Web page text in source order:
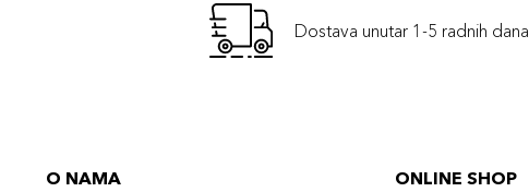
Dostava unutar 1-5 radnih dana
O NAMA ONLINE SHOP